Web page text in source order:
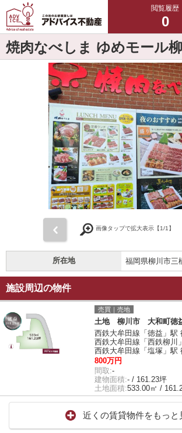
閲覧履歴
0
焼肉なべしま ゆめモール
画像タップで拡大表示【1/1】
所在地 福岡県柳川市三
施設周辺の物件
売買｜売地
土地 柳川市 大和町徳
西鉄大牟田線「徳益」駅
西鉄大牟田線「西鉄柳川
西鉄大牟田線「塩塚」駅
800万円
間取:-
建物面積:- / 161.23坪
土地面積:533.00㎡ /
近くの賃貸物件をもっと